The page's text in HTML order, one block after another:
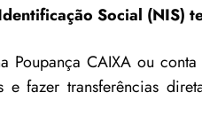
Social (NIS)
Poupança CAIXA ou
fazer transferências